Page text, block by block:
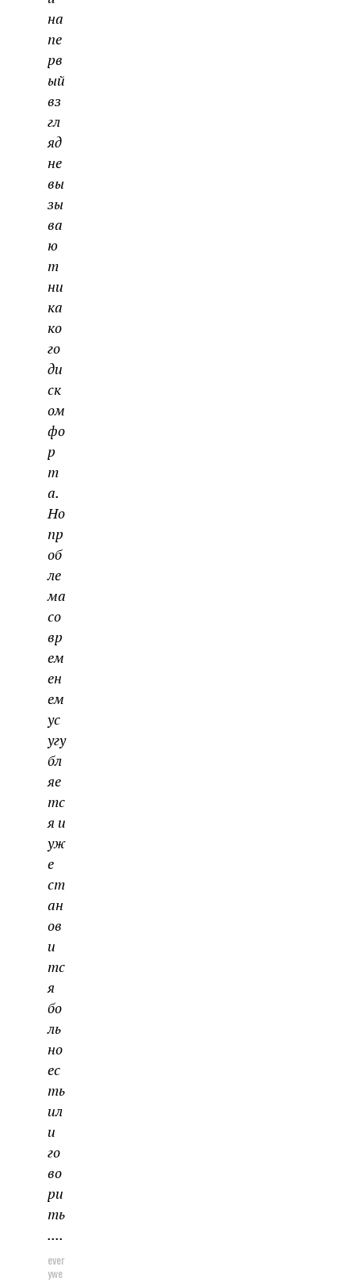
на
пе
рв
ый
вз
гл
яд
не
вы
зы
ва
ю
т
ни
ка
ко
го
ди
ск
ом
фо
р
т
а.
Но
пр
об
ле
ма
со
вр
ем
ен
ем
ус
угу
бл
яе
тс
я и
уж
е
ст
ан
ов
и
тс
я
бо
ль
но
ес
ть
ил
и
го
во
ри
ть
....
ever
ywe